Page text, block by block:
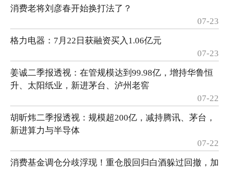
消费老将刘彦春开始换打法了？
07-23
格力电器：7月22日获融资买入1.06亿元
07-23
姜诚二季报透视：在管规模达到99.98亿，增持华鲁恒
升、太阳纸业，新进茅台、泸州老窖
07-22
胡昕炜二季报透视：规模超200亿，减持腾讯、茅台，
新进算力与半导体
07-22
消费基金调仓分歧浮现！重仓股回归白酒躲过回撤，加